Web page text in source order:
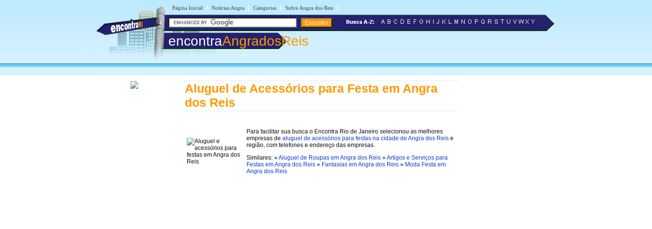
Página Inicial | Notícias Angra | Categorias | Sobre Angra dos Reis |
encontraAngradosReis
Aluguel de Acessórios para Festa em Angra
dos Reis
Para facilitar sua busca o Encontra Rio de Janeiro selecionou as melhores
empresas de aluguel de acessórios para festas na cidade de Angra dos Reis e
região, com telefones e endereço das empresas.
Similares: »Aluguel de Roupas em Angra dos Reis »Artigos e Serviços para
Festas em Angra dos Reis » Fantasias em Angra dos Reis » Moda Festa em
Angra dos Reis